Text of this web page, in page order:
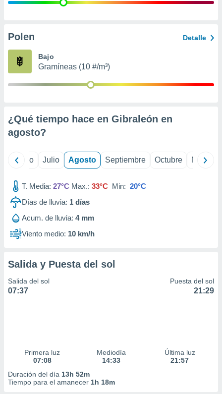
publicidad
de
Polen Detalle
Bajo
Gramíneas (10 #/m³)
¿Qué tiempo hace en Gibraleón en
agosto?
Junio Julio Agosto Septiembre Octubre
T. Media: 27°C Max.: 33°C Min: 20°C
Días de lluvia: 1 días
Acum. de lluvia: 4 mm
Viento medio: 10 km/h
Salida y Puesta del sol
Salida del sol
07:37
Puesta del sol
21:29
Primera luz
07:08
Mediodía
14:33
Última luz
21:57
Duración del día 13h 52m
Tiempo para el amanecer 1h 18m